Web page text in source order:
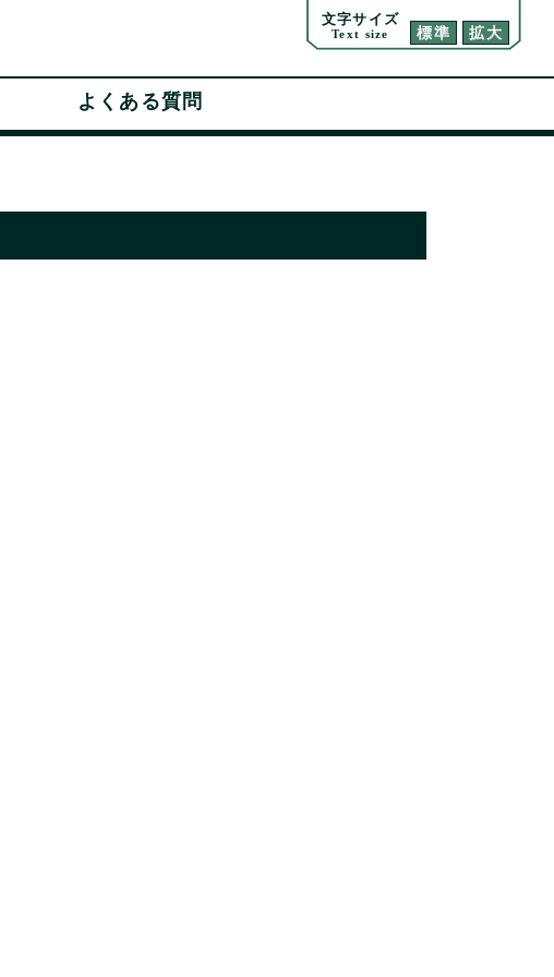
文字サイズ
Text size 標準 拡大
よくある質問